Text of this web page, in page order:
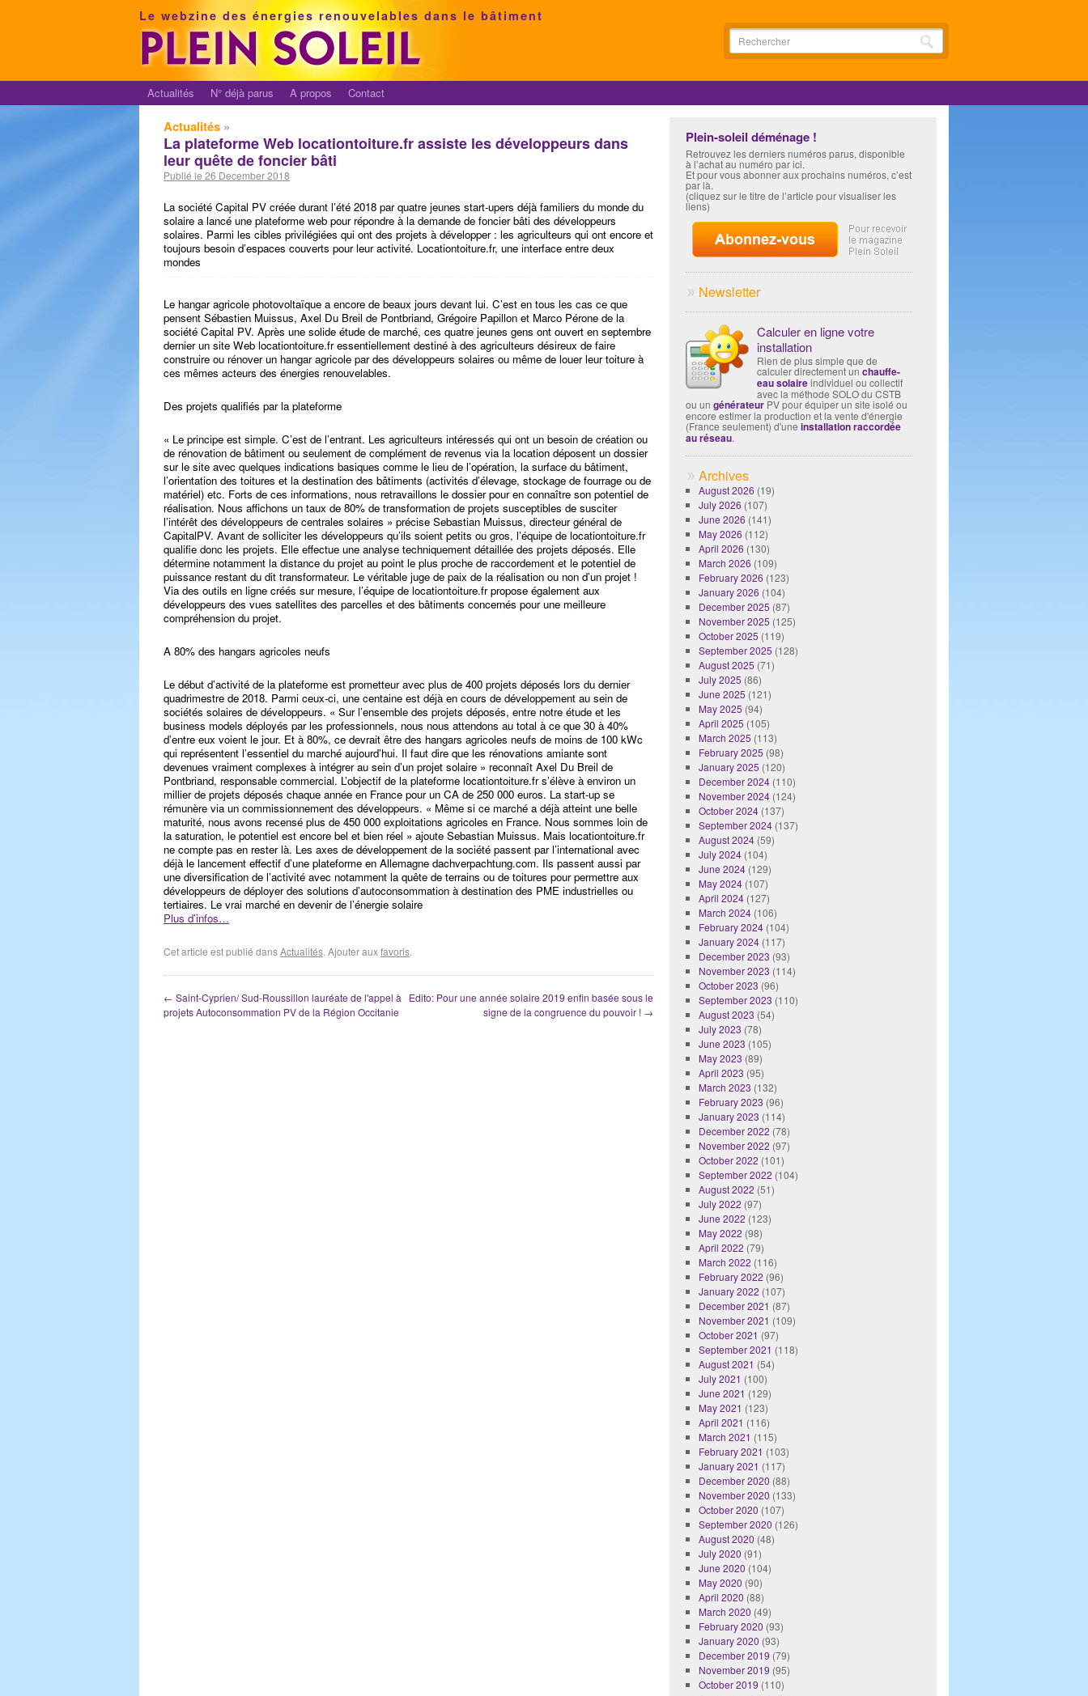
Le webzine des énergies renouvelables dans le bâtiment
Actualités N° déjà parus A propos Contact
Actualités »
La plateforme Web locationtoiture.fr assiste les développeurs dans
leur quête de foncier bâti
Publié le 26 December 2018
La société Capital PV créée durant l’été 2018 par quatre jeunes start-upers déjà familiers du monde du
solaire a lancé une plateforme web pour répondre à la demande de foncier bâti des développeurs
solaires. Parmi les cibles privilégiées qui ont des projets à développer : les agriculteurs qui ont encore et
toujours besoin d’espaces couverts pour leur activité. Locationtoiture.fr, une interface entre deux
mondes
Le hangar agricole photovoltaïque a encore de beaux jours devant lui. C’est en tous les cas ce que
pensent Sébastien Muissus, Axel Du Breil de Pontbriand, Grégoire Papillon et Marco Pérone de la
société Capital PV. Après une solide étude de marché, ces quatre jeunes gens ont ouvert en septembre
dernier un site Web locationtoiture.fr essentiellement destiné à des agriculteurs désireux de faire
construire ou rénover un hangar agricole par des développeurs solaires ou même de louer leur toiture à
ces mêmes acteurs des énergies renouvelables.
Des projets qualifiés par la plateforme
« Le principe est simple. C’est de l’entrant. Les agriculteurs intéressés qui ont un besoin de création ou
de rénovation de bâtiment ou seulement de complément de revenus via la location déposent un dossier
sur le site avec quelques indications basiques comme le lieu de l’opération, la surface du bâtiment,
l’orientation des toitures et la destination des bâtiments (activités d’élevage, stockage de fourrage ou de
matériel) etc. Forts de ces informations, nous retravaillons le dossier pour en connaître son potentiel de
réalisation. Nous affichons un taux de 80% de transformation de projets susceptibles de susciter
l’intérêt des développeurs de centrales solaires » précise Sebastian Muissus, directeur général de
CapitalPV. Avant de solliciter les développeurs qu’ils soient petits ou gros, l’équipe de locationtoiture.fr
qualifie donc les projets. Elle effectue une analyse techniquement détaillée des projets déposés. Elle
détermine notamment la distance du projet au point le plus proche de raccordement et le potentiel de
puissance restant du dit transformateur. Le véritable juge de paix de la réalisation ou non d’un projet !
Via des outils en ligne créés sur mesure, l’équipe de locationtoiture.fr propose également aux
développeurs des vues satellites des parcelles et des bâtiments concernés pour une meilleure
compréhension du projet.
A 80% des hangars agricoles neufs
Le début d’activité de la plateforme est prometteur avec plus de 400 projets déposés lors du dernier
quadrimestre de 2018. Parmi ceux-ci, une centaine est déjà en cours de développement au sein de
sociétés solaires de développeurs. « Sur l’ensemble des projets déposés, entre notre étude et les
business models déployés par les professionnels, nous nous attendons au total à ce que 30 à 40%
d’entre eux voient le jour. Et à 80%, ce devrait être des hangars agricoles neufs de moins de 100 kWc
qui représentent l’essentiel du marché aujourd’hui. Il faut dire que les rénovations amiante sont
devenues vraiment complexes à intégrer au sein d’un projet solaire » reconnaît Axel Du Breil de
Pontbriand, responsable commercial. L’objectif de la plateforme locationtoiture.fr s’élève à environ un
millier de projets déposés chaque année en France pour un CA de 250 000 euros. La start-up se
rémunère via un commissionnement des développeurs. « Même si ce marché a déjà atteint une belle
maturité, nous avons recensé plus de 450 000 exploitations agricoles en France. Nous sommes loin de
la saturation, le potentiel est encore bel et bien réel » ajoute Sebastian Muissus. Mais locationtoiture.fr
ne compte pas en rester là. Les axes de développement de la société passent par l’international avec
déjà le lancement effectif d’une plateforme en Allemagne dachverpachtung.com. Ils passent aussi par
une diversification de l’activité avec notamment la quête de terrains ou de toitures pour permettre aux
développeurs de déployer des solutions d’autoconsommation à destination des PME industrielles ou
tertiaires. Le vrai marché en devenir de l’énergie solaire
Plus d’infos…
Cet article est publié dansActualités. Ajouter auxfavoris.
← Saint-Cyprien/ Sud-Roussillon lauréate de l'appel à
projets Autoconsommation PV de la Région Occitanie
Edito: Pour une année solaire 2019 enfin basée sous le
signe de la congruence du pouvoir ! →
Plein-soleil déménage !
Retrouvez les derniers numéros parus, disponible
à l’achat au numéro par ici.
Et pour vous abonner aux prochains numéros, c’est
par là.
(cliquez sur le titre de l’article pour visualiser les
liens)
Newsletter
Calculer en ligne votre
installation
Rien de plus simple que de
calculer directement un chauffe-
eau solaireindividuel ou collectif
avec la méthode SOLO du CSTB
ou un générateur PV pour équiper un site isolé ou
encore estimer la production et la vente d'énergie
(France seulement) d'une installation raccordée
au réseau.
Archives
August 2026 (19)
July 2026 (107)
June 2026 (141)
May 2026 (112)
April 2026 (130)
March 2026 (109)
February 2026 (123)
January 2026 (104)
December 2025 (87)
November 2025 (125)
October 2025 (119)
September 2025 (128)
August 2025 (71)
July 2025 (86)
June 2025 (121)
May 2025 (94)
April 2025 (105)
March 2025 (113)
February 2025 (98)
January 2025 (120)
December 2024(110)
November 2024(124)
October 2024(137)
September 2024(137)
August 2024(59)
July 2024(104)
June 2024(129)
May 2024(107)
April 2024(127)
March 2024(106)
February 2024(104)
January 2024(117)
December 2023 (93)
November 2023 (114)
October 2023 (96)
September 2023 (110)
August 2023 (54)
July 2023 (78)
June 2023 (105)
May 2023 (89)
April 2023 (95)
March 2023 (132)
February 2023 (96)
January 2023 (114)
December 2022 (78)
November 2022 (97)
October 2022 (101)
September 2022 (104)
August 2022 (51)
July 2022 (97)
June 2022 (123)
May 2022 (98)
April 2022 (79)
March 2022 (116)
February 2022 (96)
January 2022 (107)
December 2021 (87)
November 2021 (109)
October 2021 (97)
September 2021 (118)
August 2021 (54)
July 2021 (100)
June 2021 (129)
May 2021 (123)
April 2021 (116)
March 2021 (115)
February 2021 (103)
January 2021 (117)
December 2020 (88)
November 2020 (133)
October 2020 (107)
September 2020 (126)
August 2020 (48)
July 2020 (91)
June 2020 (104)
May 2020 (90)
April 2020 (88)
March 2020 (49)
February 2020 (93)
January 2020 (93)
December 2019 (79)
November 2019 (95)
October 2019 (110)